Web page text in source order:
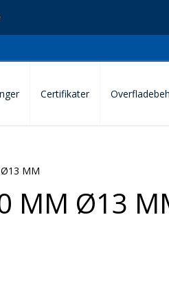
Certifikater
MM
MM Ø13